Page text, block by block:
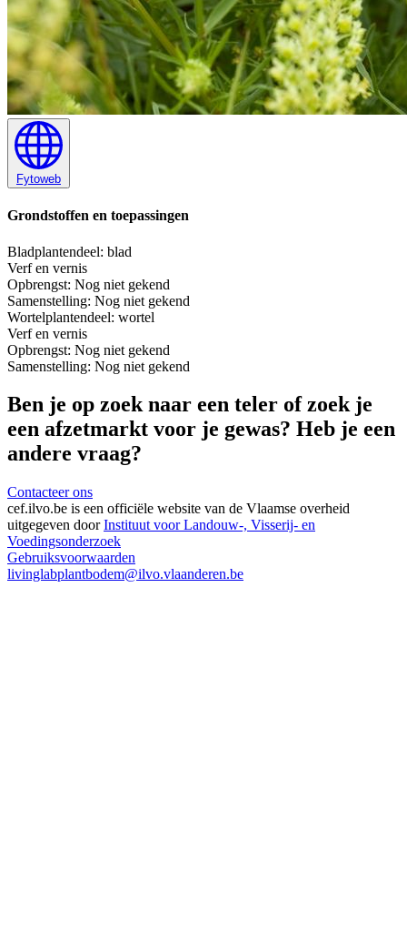
Fytoweb
Grondstoffen en toepassingen
Bladplantendeel: blad
Verf en vernis
Opbrengst: Nog niet gekend
Samenstelling: Nog niet gekend
Wortelplantendeel: wortel
Verf en vernis
Opbrengst: Nog niet gekend
Samenstelling: Nog niet gekend
Ben je op zoek naar een teler of zoek je
een afzetmarkt voor je gewas? Heb je een
andere vraag?
Contacteer ons
cef.ilvo.be is een officiële website van de Vlaamse overheid
uitgegeven doorInstituut voor Landouw-, Visserij- en
Voedingsonderzoek
Gebruiksvoorwaarden
livinglabplantbodem@ilvo.vlaanderen.be